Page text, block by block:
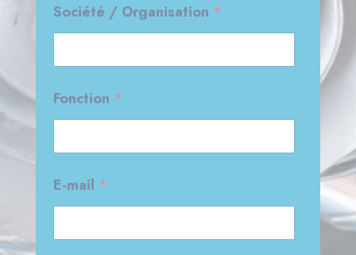
E
-
a
l
O
g
n
Société / Organisation *
Fonction *
E-mail *